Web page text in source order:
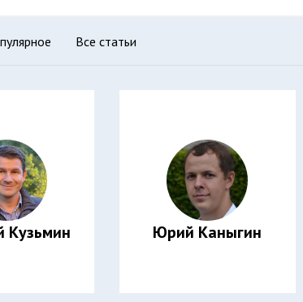
Все статьи
Кузьмин Юрий Каныгин